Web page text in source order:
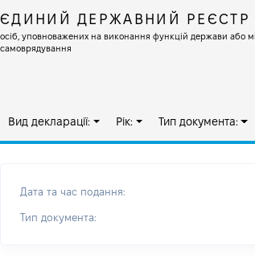
ЄДИНИЙ ДЕРЖАВНИЙ РЕЄСТР
осіб, уповноважених на виконання функцій держави або
самоврядування
Вид декларації: Рік: Тип документа:
Дата та час подання:
Тип документа: